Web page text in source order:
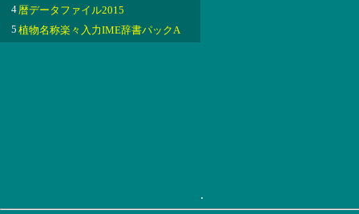
4暦データファイル2015
5 植物名称楽々入力IME辞書パックA
.